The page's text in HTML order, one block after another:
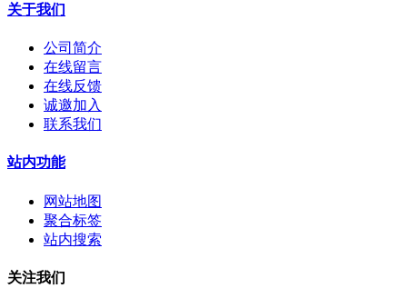
关于我们
公司简介
在线留言
在线反馈
诚邀加入
联系我们
站内功能
网站地图
聚合标签
站内搜索
关注我们